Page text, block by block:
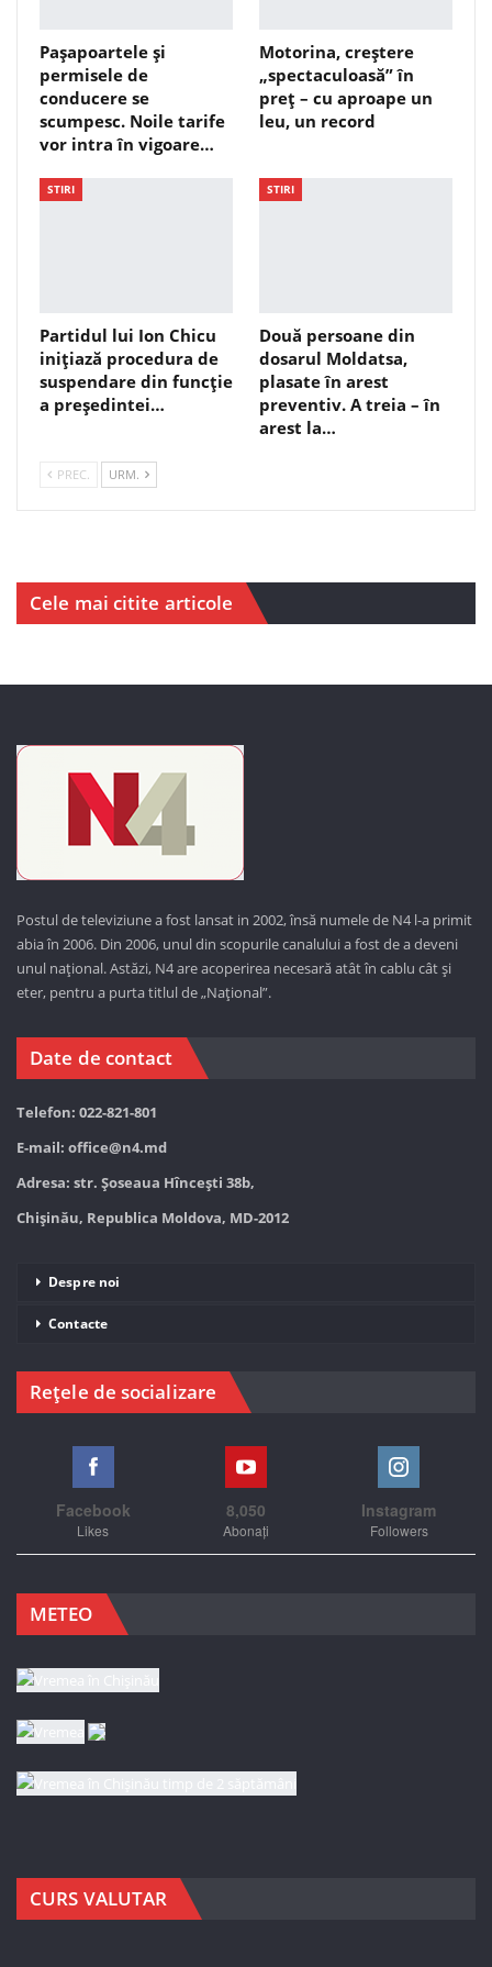
Pașapoartele și
permisele de
conducere se
scumpesc. Noile tarife
vor intra în vigoare…
Motorina, creștere
„spectaculoasă” în
preț – cu aproape un
leu, un record
STIRI
Partidul lui Ion Chicu
inițiază procedura de
suspendare din funcție
a președintei…
STIRI
Două persoane din
dosarul Moldatsa,
plasate în arest
preventiv. A treia – în
arest la…
PREC. URM.
Cele mai citite articole
Postul de televiziune a fost lansat in 2002, însă numele de N4 l-a primit
abia în 2006. Din 2006, unul din scopurile canalului a fost de a deveni
unul național. Astăzi, N4 are acoperirea necesară atât în cablu cât și
eter, pentru a purta titlul de „Național”.
Date de contact
Telefon: 022-821-801
E-mail: office@n4.md
Adresa: str. Șoseaua Hînceşti 38b,
Chișinău, Republica Moldova, MD-2012
Despre noi
Contacte
Rețele de socializare
Facebook
Likes
8,050
Abonați
Instagram
Followers
METEO
CURS VALUTAR